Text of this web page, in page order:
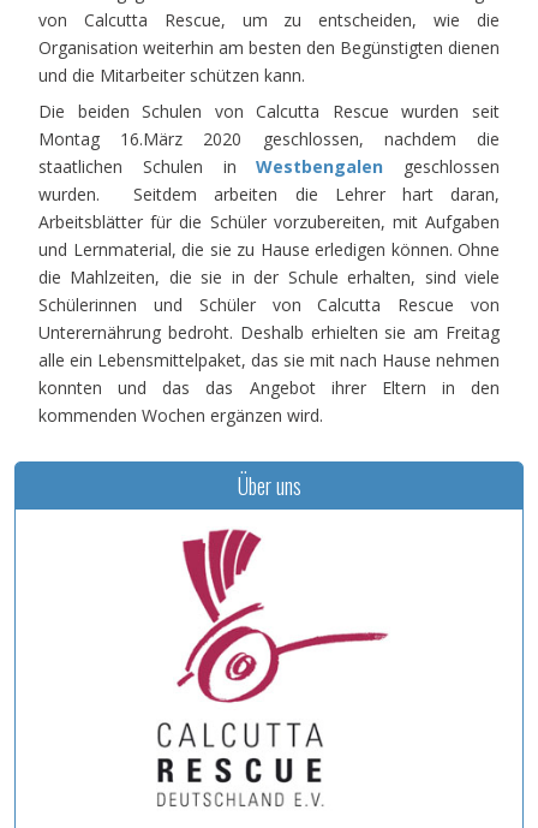
von Calcutta Rescue, um zu entscheiden, wie die
Organisation weiterhin am besten den Begünstigten dienen
und die Mitarbeiter schützen kann.
Die beiden Schulen von Calcutta Rescue wurden seit
Montag 16.März 2020 geschlossen, nachdem die
staatlichen Schulen inWestbengalen geschlossen
wurden. Seitdem arbeiten die Lehrer hart daran,
Arbeitsblätter für die Schüler vorzubereiten, mit Aufgaben
und Lernmaterial, die sie zu Hause erledigen können. Ohne
die Mahlzeiten, die sie in der Schule erhalten, sind viele
Schülerinnen und Schüler von Calcutta Rescue von
Unterernährung bedroht. Deshalb erhielten sie am Freitag
alle ein Lebensmittelpaket, das sie mit nach Hause nehmen
konnten und das das Angebot ihrer Eltern in den
kommenden Wochen ergänzen wird.
Über uns